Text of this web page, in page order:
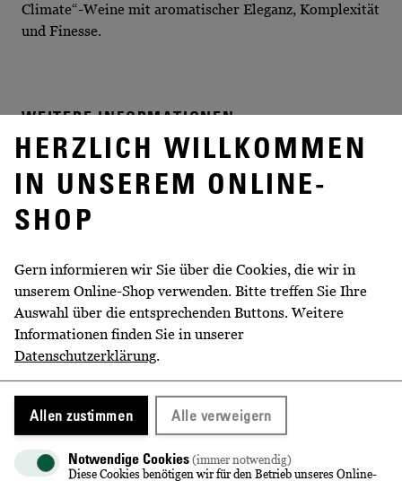
HERZLICH WILLKOMMEN
IN UNSEREM ONLINE-
SHOP
Gern informieren wir Sie über die Cookies, die wir in
unserem Online-Shop verwenden. Bitte treffen Sie Ihre
Auswahl über die entsprechenden Buttons. Weitere
Informationen finden Sie in unserer
Datenschutzerklärung
Allen zustimmen Alle verweigern
Notwendige Cookies (immer notwendig)
Diese Cookies benötigen wir für den Betrieb unseres Online-
Climate“-Weine mit aromatischer Eleganz, Komplexität
und Finesse.
WEITERE INFORMATIONEN
Jahrgang 2018
Prämierung Mundus Vini Frühjahrs Edition
Geschmack brut
Alkoholgehalt 12,5 % vol
Restsüße